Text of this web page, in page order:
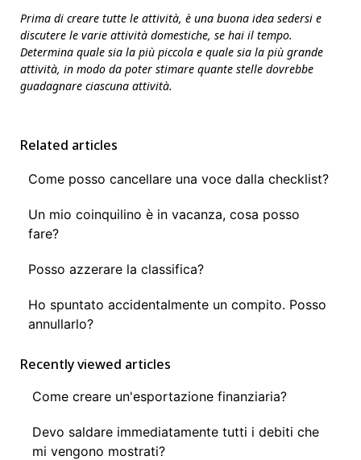
Prima di creare tutte le attività, è una buona idea sedersi e
discutere le varie attività domestiche, se hai il tempo.
Determina quale sia la più piccola e quale sia la più grande
attività, in modo da poter stimare quante stelle dovrebbe
guadagnare ciascuna attività.
Related articles
Come posso cancellare una voce dalla checklist?
Un mio coinquilino è in vacanza, cosa posso
fare?
Posso azzerare la classifica?
Ho spuntato accidentalmente un compito. Posso
annullarlo?
Recently viewed articles
Come creare un'esportazione finanziaria?
Devo saldare immediatamente tutti i debiti che
mi vengono mostrati?